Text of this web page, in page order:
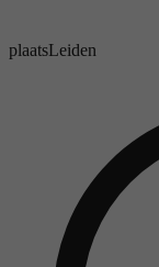
plaatsLeiden